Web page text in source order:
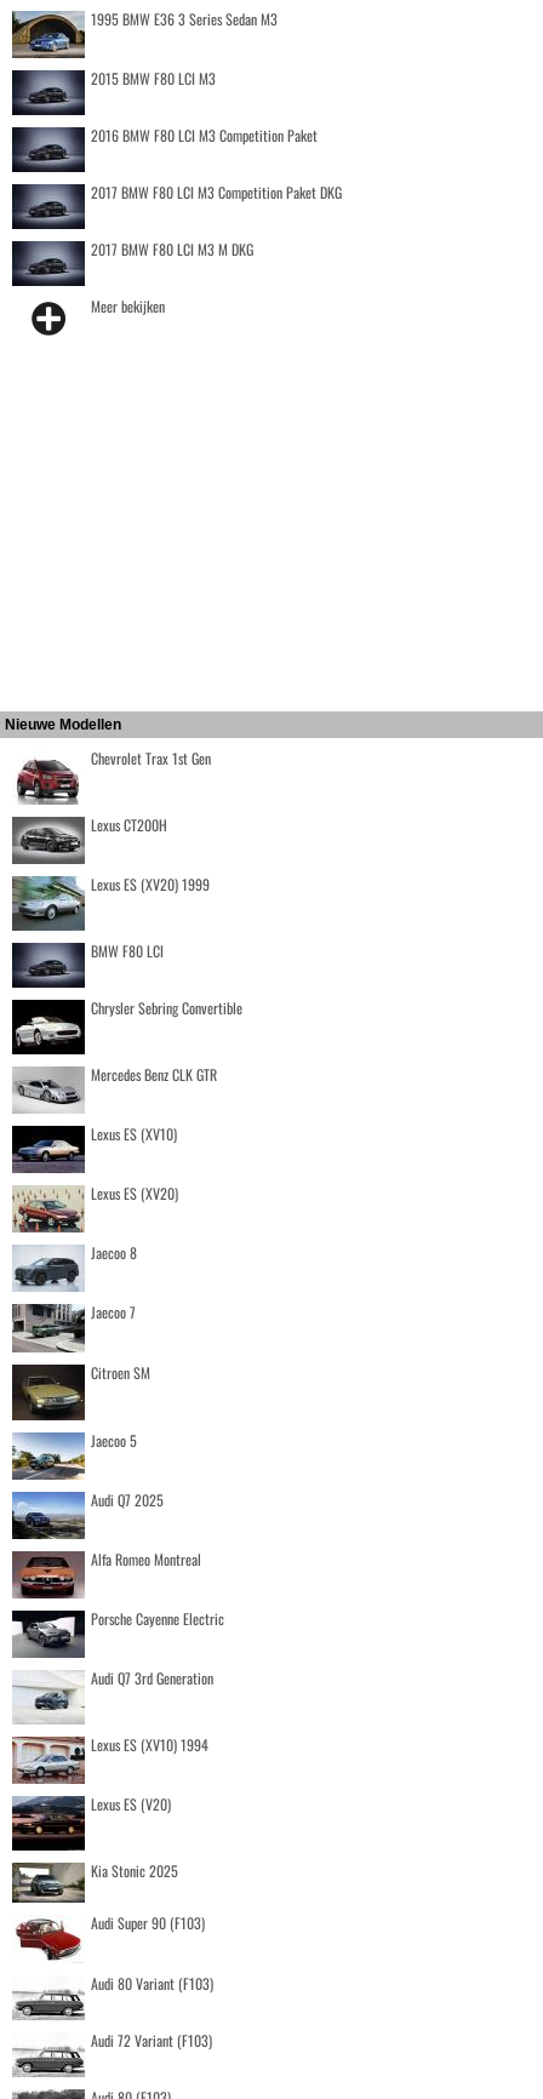
1995 BMW E36 3 Series Sedan M3
2015 BMW F80 LCI M3
2016 BMW F80 LCI M3 Competition Paket
2017 BMW F80 LCI M3 Competition Paket DKG
2017 BMW F80 LCI M3 M DKG
Meer bekijken
Nieuwe Modellen
Chevrolet Trax 1st Gen
Lexus CT200H
Lexus ES (XV20) 1999
BMW F80 LCI
Chrysler Sebring Convertible
Mercedes Benz CLK GTR
Lexus ES (XV10)
Lexus ES (XV20)
Jaecoo 8
Jaecoo 7
Citroen SM
Jaecoo 5
Audi Q7 2025
Alfa Romeo Montreal
Porsche Cayenne Electric
Audi Q7 3rd Generation
Lexus ES (XV10) 1994
Lexus ES (V20)
Kia Stonic 2025
Audi Super 90 (F103)
Audi 80 Variant (F103)
Audi 72 Variant (F103)